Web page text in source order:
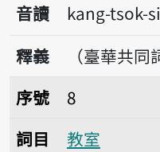
音讀
kang-tsok-
釋義
（臺華共同
序號8教室
序號
8
詞目
教室